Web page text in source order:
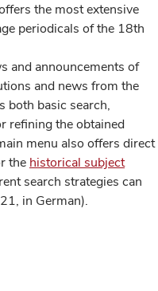
the most extensive
periodicals of the 18th
and announcements of
and news from the
both basic search,
refining the obtained
menu also offers direct
the historical subject
search strategies can
in German).